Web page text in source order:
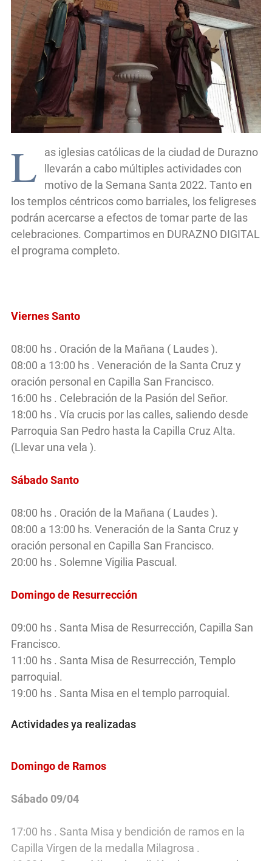
L
as iglesias católicas de la ciudad de Durazno
llevarán a cabo múltiples actividades con
motivo de la Semana Santa 2022. Tanto en
los templos céntricos como barriales, los feligreses
podrán acercarse a efectos de tomar parte de las
celebraciones. Compartimos en DURAZNO DIGITAL
el programa completo.
Viernes Santo
08:00 hs . Oración de la Mañana ( Laudes ).
08:00 a 13:00 hs . Veneración de la Santa Cruz y
oración personal en Capilla San Francisco.
16:00 hs . Celebración de la Pasión del Señor.
18:00 hs . Vía crucis por las calles, saliendo desde
Parroquia San Pedro hasta la Capilla Cruz Alta.
(Llevar una vela ).
Sábado Santo
08:00 hs . Oración de la Mañana ( Laudes ).
08:00 a 13:00 hs. Veneración de la Santa Cruz y
oración personal en Capilla San Francisco.
20:00 hs . Solemne Vigilia Pascual.
Domingo de Resurrección
09:00 hs . Santa Misa de Resurrección, Capilla San
Francisco.
11:00 hs . Santa Misa de Resurrección, Templo
parroquial.
19:00 hs . Santa Misa en el templo parroquial.
Actividades ya realizadas
Domingo de Ramos
Sábado 09/04
17:00 hs . Santa Misa y bendición de ramos en la
Capilla Virgen de la medalla Milagrosa .